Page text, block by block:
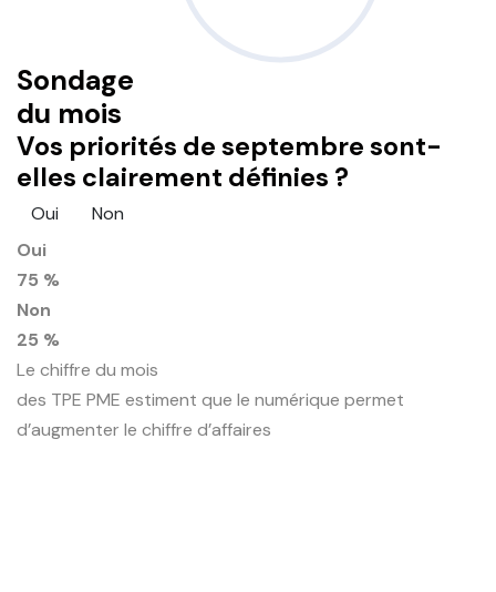
Sondage
du mois
Vos priorités de septembre sont-
elles clairement définies ?
Oui
Non
Oui
75 %
Non
25 %
Le chiffre du mois
des TPE PME estiment que le numérique permet
d’augmenter le chiffre d’affaires